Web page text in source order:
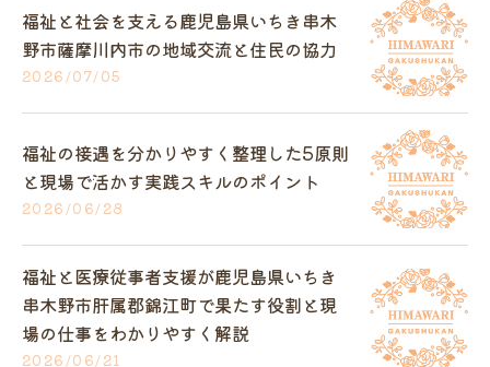
福祉と社会を支える鹿児島県いちき串木
野市薩摩川内市の地域交流と住民の協力
2026/07/05
福祉の接遇を分かりやすく整理した5原則
と現場で活かす実践スキルのポイント
2026/06/28
福祉と医療従事者支援が鹿児島県いちき
串木野市肝属郡錦江町で果たす役割と現
場の仕事をわかりやすく解説
2026/06/21